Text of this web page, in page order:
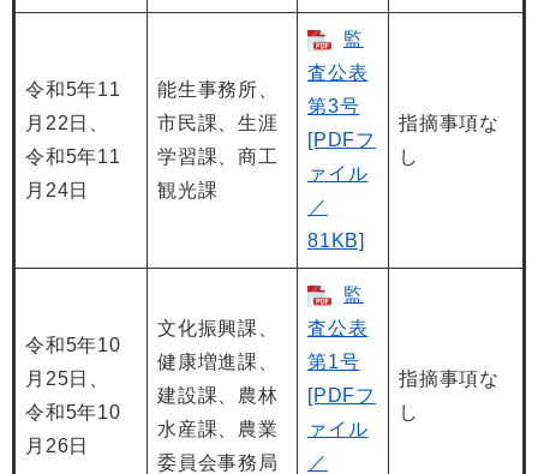
令和5年11
月22日、
令和5年11
月24日
能生事務所、
市民課、生涯
学習課、商工
観光課
監
査公表
第3号
[PDFフ
ァイル
／
81KB]
指摘事項な
し
令和5年10
月25日、
令和5年10
月26日
文化振興課、
健康増進課、
建設課、農林
水産課、農業
委員会事務局
監
査公表
第1号
[PDFフ
ァイル
／
指摘事項な
し